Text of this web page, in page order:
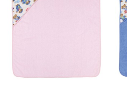
МЕХА
ДОМАШНЯЯ
ШТОРЫ